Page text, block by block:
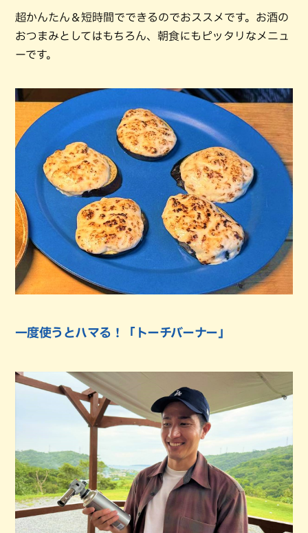
超かんたん＆短時間でできるのでおススメです。お酒の
おつまみとしてはもちろん、朝食にもピッタリなメニュ
ーです。
一度使うとハマる！「トーチバーナー」